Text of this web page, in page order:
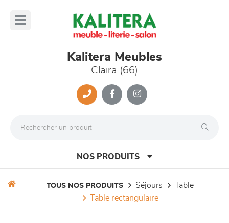
Kalitera Meubles
Claira (66)
NOS PRODUITS
TOUS NOS PRODUITS séjours
table
table rectangulaire